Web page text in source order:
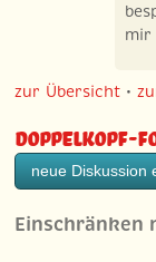
mir
zur Übersicht •
Doppelkopf-
neue Diskussion
Einschränken